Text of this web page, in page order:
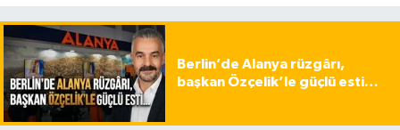
Berlin’de Alanya rüzgârı,
başkan Özçelik’le güçlü esti…